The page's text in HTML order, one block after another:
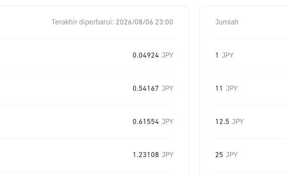
Terakhir diperbarui: 2026/08/06 23:00
0.04924 JPY
0.54167 JPY
0.61554 JPY
1.23108 JPY
Jumlah
1 JPY
11 JPY
12.5 JPY
25 JPY